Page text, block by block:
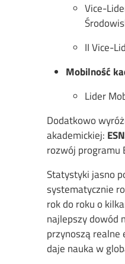
Vice-
II Vice-
Mobilność
Lider
Dodatkowo
akademickiej:
rozwój programu
Statystyki jasno
systematycznie
rok do roku o
najlepszy dowód
przynoszą realne
daje nauka w